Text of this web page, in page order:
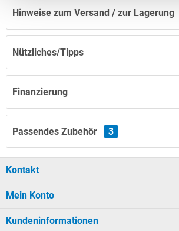
Finanzierung
Hinweise zum Versand / zur Lagerung
Nützliches/Tipps
Passendes Zubehör 3
Kontakt
Mein Konto
Kundeninformationen